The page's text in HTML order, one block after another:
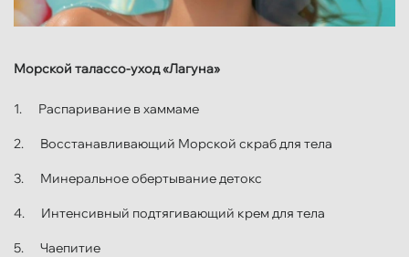
Морской талассо-уход «Лагуна»
1. Распаривание в хаммаме
2. Восстанавливающий Морской скраб для тела
3. Минеральное обертывание детокс
4. Интенсивный подтягивающий крем для тела
5. Чаепитие